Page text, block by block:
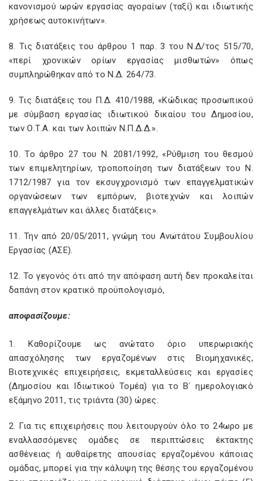
κανονισμού ωρών εργασίας αγοραίων (ταξί) και ιδιωτικής
χρήσεως αυτοκινήτων».
8. Τις διατάξεις του άρθρου 1 παρ. 3 του Ν.Δ/τος 515/70,
«περί χρονικών ορίων εργασίας μισθωτών» όπως
συμπληρώθηκαν από το Ν.Δ. 264/73.
9. Τις διατάξεις του Π.Δ. 410/1988, «Κώδικας προσωπικού
με σύμβαση εργασίας ιδιωτικού δικαίου του Δημοσίου,
των Ο.Τ.Α. και των λοιπών Ν.Π.Δ.Δ.».
10. Το άρθρο 27 του Ν. 2081/1992, «Ρύθμιση του θεσμού
των επιμελητηρίων, τροποποίηση των διατάξεων του Ν.
1712/1987 για τον εκσυγχρονισμό των επαγγελματικών
οργανώσεων των εμπόρων, βιοτεχνών και λοιπών
επαγγελμάτων και άλλες διατάξεις».
11. Την από 20/05/2011, γνώμη του Ανωτάτου Συμβουλίου
Εργασίας (ΑΣΕ).
12. Το γεγονός ότι από την απόφαση αυτή δεν προκαλείται
δαπάνη στον κρατικό προϋπολογισμό,
αποφασίζουμε:
1. Καθορίζουμε ως ανώτατο όριο υπερωριακής
απασχόλησης των εργαζομένων στις Βιομηχανικές,
Βιοτεχνικές επιχειρήσεις, εκμεταλλεύσεις και εργασίες
(Δημοσίου και Ιδιωτικού Τομέα) για το Β΄ ημερολογιακό
εξάμηνο 2011, τις τριάντα (30) ώρες.
2. Για τις επιχειρήσεις που λειτουργούν όλο το 24ωρο με
εναλλασσόμενες ομάδες σε περιπτώσεις έκτακτης
ασθένειας ή αυθαίρετης απουσίας εργαζομένου κάποιας
ομάδας, μπορεί για την κάλυψη της θέσης του εργαζομένου